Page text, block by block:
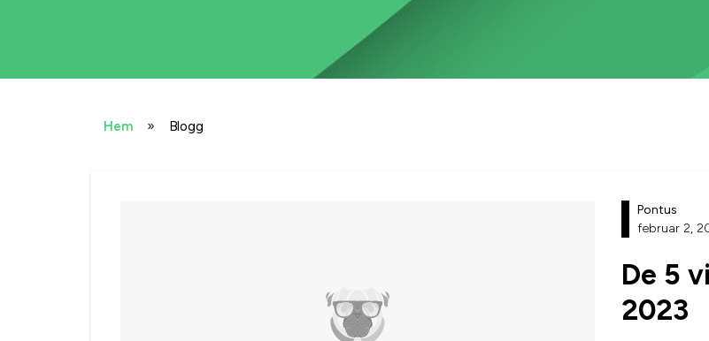
Hem » Blogg
Pontus
februar 2,
De 5
2023